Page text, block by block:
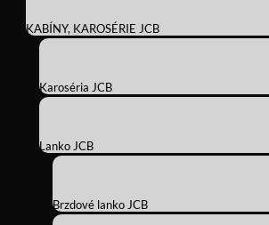
KABÍNY, KAROSÉRIE JCB
Karoséria JCB
Lanko JCB
Brzdové lanko JCB